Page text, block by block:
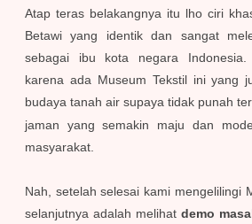
Atap teras belakangnya itu lho ciri
Betawi yang identik dan sangat
sebagai ibu kota negara
karena ada Museum Tekstil ini yang
budaya tanah air supaya tidak punah
jaman yang semakin maju dan
masyarakat.
Nah, setelah selesai kami mengelilingi
selanjutnya adalah melihat demo